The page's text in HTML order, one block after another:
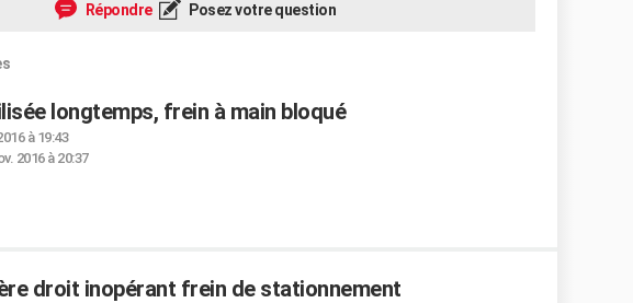
Répondre Posez votre question
longtemps, frein à main bloqué
à 19:43
2016 à 20:37
droit inopérant frein de stationnement